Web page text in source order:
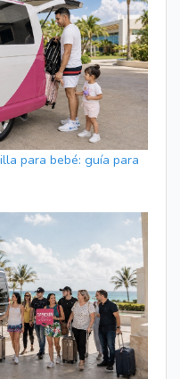
para bebé: guía para